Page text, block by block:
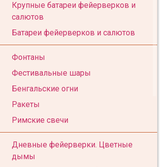
Крупные батареи фейерверков и
салютов
Батареи фейерверков и салютов
Фонтаны
Фестивальные шары
Бенгальские огни
Ракеты
Римские свечи
Дневные фейерверки. Цветные
дымы